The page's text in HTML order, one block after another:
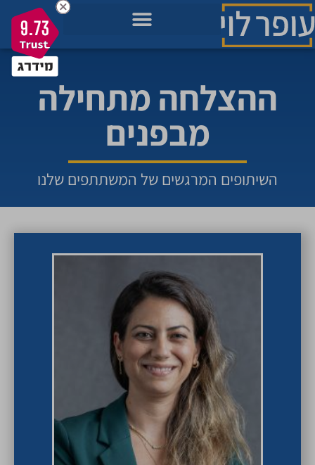
ההצלחה מתחילה
מבפנים
השיתופים המרגשים של המשתתפים שלנו
9.73